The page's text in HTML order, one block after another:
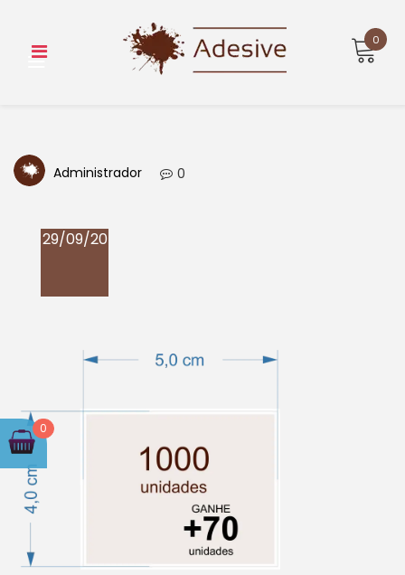
content
0
Administrador 0
29/09/20
0